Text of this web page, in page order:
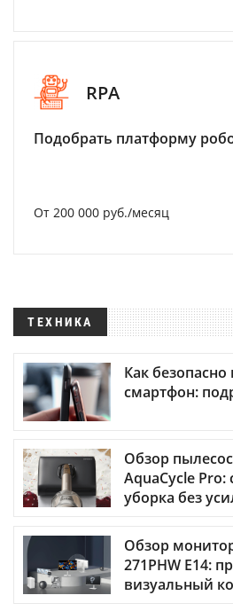
RPA
Подобрать платформу
От 200 000 руб./месяц
ТЕХНИКА
Как
смартфон:
Обзор
AquaCycle Pro:
уборка без
Обзор
271PHW E14:
визуальный